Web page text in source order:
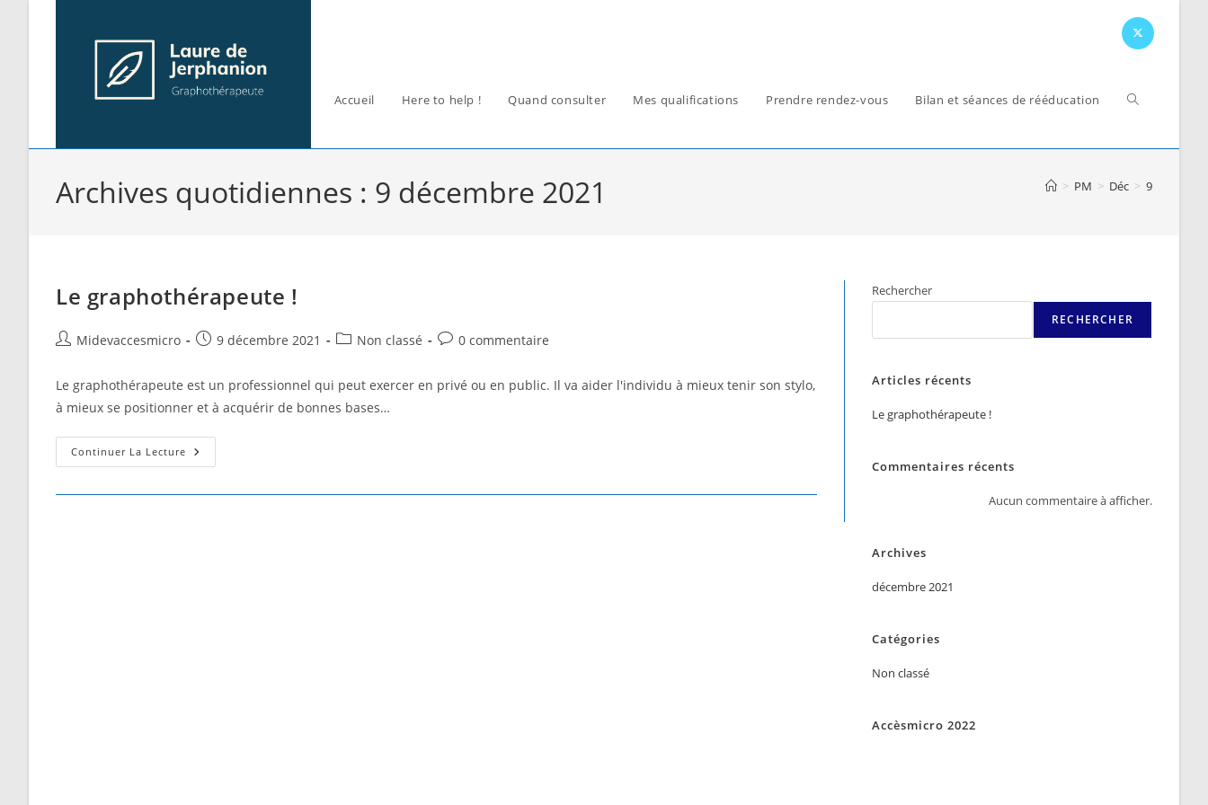
Accueil Here to help ! Quand consulter Mes qualifications Prendre rendez-vous Bilan et séances de rééducation Toggle
Archives quotidiennes : 9 décembre 2021 > PM > Déc > 9
Le graphothérapeute !
Auteur/autrice
la
publication :
Midevaccesmicro
Publication
9 décembre 2021
PostNon classé
Commentaires
publication :
0 commentaire
Le graphothérapeute est un professionnel qui peut exercer en privé ou en public. Il va aider l'individu à mieux tenir son stylo,
à mieux se positionner et à acquérir de bonnes bases…
Continuer La Lecture Le
Graphothérapeute
Rechercher
RECHERCHER
Articles récents
Le graphothérapeute !
Commentaires récents
Aucun commentaire à afficher.
Archives
décembre 2021
Catégories
Non classé
Accèsmicro 2022